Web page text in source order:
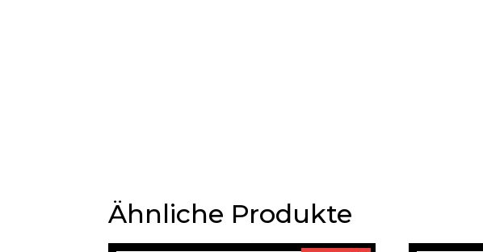
Ähnliche Produkte